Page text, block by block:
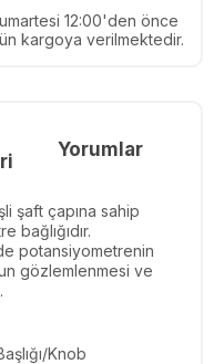
12:00'den önce
kargoya verilmektedir.
Yorumlar
şaft çapına sahip
bağlığıdır.
potansiyometrenin
gözlemlenmesi ve
Knob